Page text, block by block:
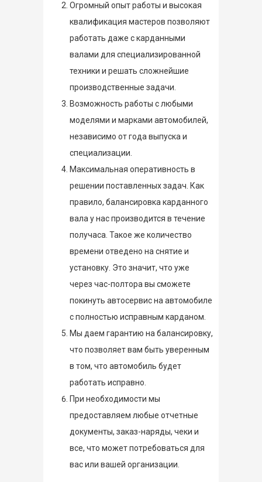
Огромный опыт работы и высокая
квалификация мастеров позволяют
работать даже с карданными
валами для специализированной
техники и решать сложнейшие
производственные задачи.
Возможность работы с любыми
моделями и марками автомобилей,
независимо от года выпуска и
специализации.
Максимальная оперативность в
решении поставленных задач. Как
правило, балансировка карданного
вала у нас производится в течение
получаса. Такое же количество
времени отведено на снятие и
установку. Это значит, что уже
через час-полтора вы сможете
покинуть автосервис на автомобиле
с полностью исправным карданом.
Мы даем гарантию на балансировку,
что позволяет вам быть уверенным
в том, что автомобиль будет
работать исправно.
При необходимости мы
предоставляем любые отчетные
документы, заказ-наряды, чеки и
все, что может потребоваться для
вас или вашей организации.